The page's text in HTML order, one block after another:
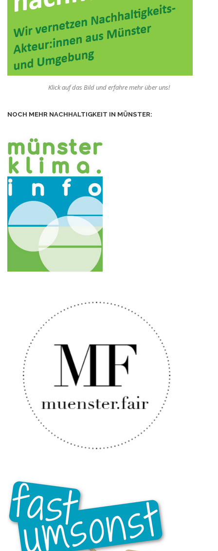
Klick auf das Bild und erfahre mehr über uns!
NOCH MEHR NACHHALTIGKEIT IN MÜNSTER: